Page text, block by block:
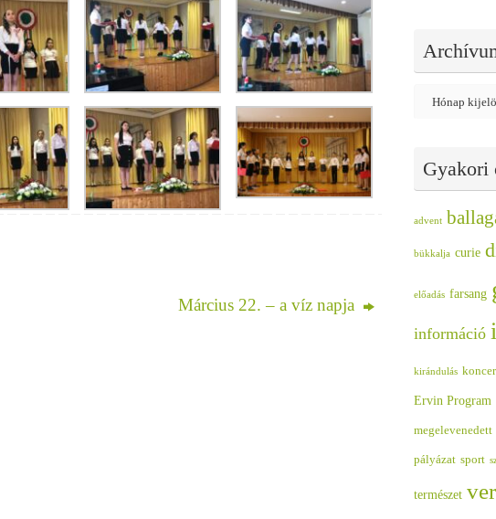
Március 22. – a víz napja
Archívum
Gyakori
advent
bükkalja curie
előadás farsang
információ
kirándulás
Ervin Program
megelevenedett
pályázat sport
természet